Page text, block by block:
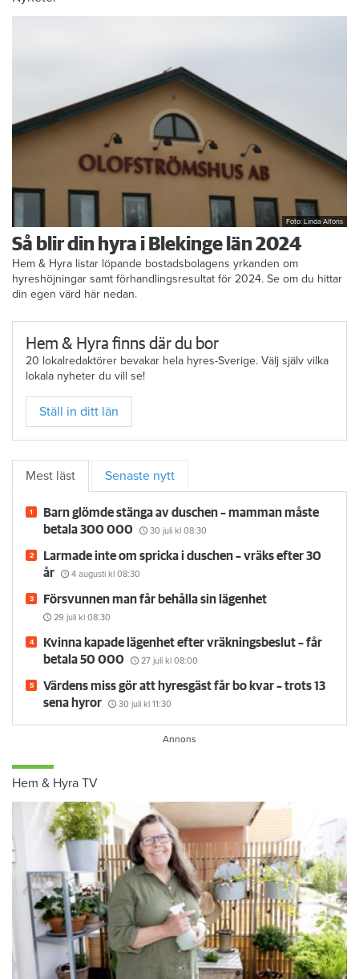
Nyheter
Foto: Linda Alfons
Så blir din hyra i Blekinge län 2024
Hem & Hyra listar löpande bostadsbolagens yrkanden om
hyreshöjningar samt förhandlingsresultat för 2024. Se om du hittar
Hem & Hyra finns där du bor
20 lokalredaktörer bevakar hela hyres-Sverige. Välj själv vilka
lokala nyheter du vill se!
Ställ in ditt län
Senaste nytt
Barn glömde stänga av duschen – mamman måste
betala 300 000
30 juli kl 08:30
Larmade inte om spricka i duschen – vräks efter 30
år
kl 08:30
Försvunnen man får behålla sin lägenhet
29 juli kl 08:30
Kvinna kapade lägenhet efter vräkningsbeslut – får
betala 50 000
27 juli kl 08:00
Värdens miss gör att hyresgäst får bo kvar – trots 13
sena hyror
30 juli kl 11:30
Hem & Hyra TV